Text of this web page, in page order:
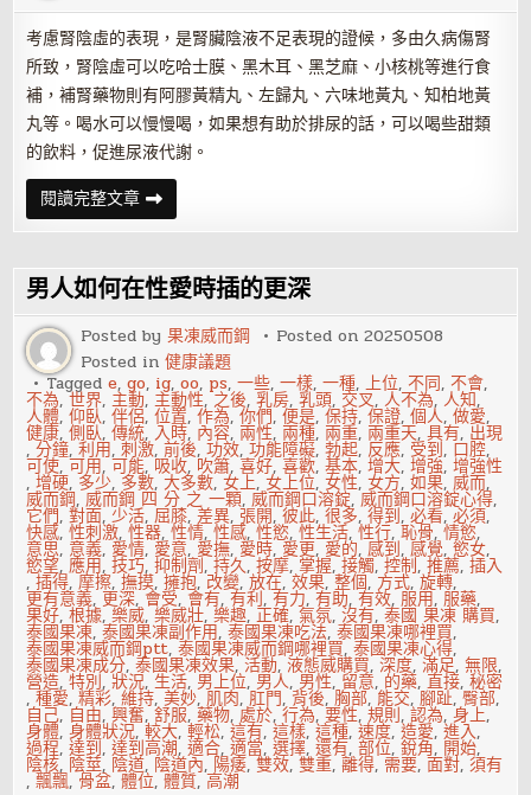
考慮腎陰虛的表現，是腎臟陰液不足表現的證候，多由久病傷腎
所致，腎陰虛可以吃哈士膜、黑木耳、黑芝麻、小核桃等進行食
補，補腎藥物則有阿膠黃精丸、左歸丸、六味地黃丸、知柏地黃
丸等。喝水可以慢慢喝，如果想有助於排尿的話，可以喝些甜類
的飲料，促進尿液代謝。
閱讀完整文章喝
水
後
快
小
便
是
什
麼
原
因？
男人如何在性愛時插的更深
Posted by果凍威而鋼 Posted on20250508
Posted in健康議題
Taggede,go, ig,oo, ps,一些,一樣,一種,上位,不同,不會,
不為,世界,主動,主動性,之後,乳房,乳頭, 交叉,人不為,人知,
人體,仰臥,伴侶,位置,作為,你們,便是,保持,保證,個人,做愛,
健康,側臥,傳統, 入時, 內容, 兩性, 兩種, 兩重, 兩重天,具有, 出現
,分鐘,利用,刺激,前後,功效,功能障礙,勃起, 反應, 受到, 口腔,
可使,可用,可能, 吸收, 吹簫,喜好,喜歡,基本,增大,增強,增強性
,增硬, 多少, 多數,大多數,女上,女上位,女性,女方,如果,威而,
威而鋼,威而鋼 四 分 之 一顆,威而鋼口溶錠,威而鋼口溶錠心得,
它們,對面,少活,屈膝,差異,張開,彼此,很多,得到,必看,必須,
快感,性刺激,性器,性情,性感,性慾,性生活,性行,恥骨,情慾,
意思, 意義, 愛情, 愛意, 愛撫, 愛時, 愛更, 愛的,感到,感覺,慾女,
慾望,應用,技巧,抑制劑,持久,按摩,掌握,接觸,控制,推薦,插入
,插得,摩擦,撫摸,擁抱, 改變,放在,效果,整個, 方式,旋轉,
更有意義, 更深,會受,會有,有利,有力,有助,有效,服用,服藥,
果好,根據,樂威,樂威壯,樂趣,正確,氣氛,沒有,泰國 果凍 購買,
泰國果凍,泰國果凍副作用,泰國果凍吃法,泰國果凍哪裡買,
泰國果凍威而鋼ptt,泰國果凍威而鋼哪裡買,泰國果凍心得,
泰國果凍成分,泰國果凍效果,活動,液態威購買,深度,滿足,無限,
營造,特別,狀況,生活, 男上位, 男人, 男性, 留意, 的藥,直接,秘密
,種愛,精彩,維持,美妙,肌肉,肛門, 背後,胸部, 能交,腳趾,臀部,
自己, 自由,興奮,舒服,藥物,處於,行為,要性,規則,認為,身上,
身體,身體狀況,較大,輕松,這有,這樣,這種,速度,造愛,進入,
過程,達到,達到高潮,適合,適當,選擇,還有,部位,銳角, 開始,
陰核, 陰莖, 陰道, 陰道內, 陽痿,雙效,雙重,離得, 需要,面對,須有
,飄飄, 骨盆,體位,體質,高潮